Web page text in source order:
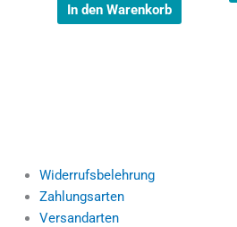
In den Warenkorb
Widerrufsbelehrung
Zahlungsarten
Versandarten